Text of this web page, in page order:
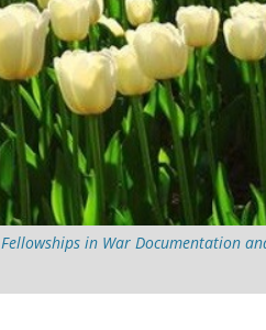
in War Documentation